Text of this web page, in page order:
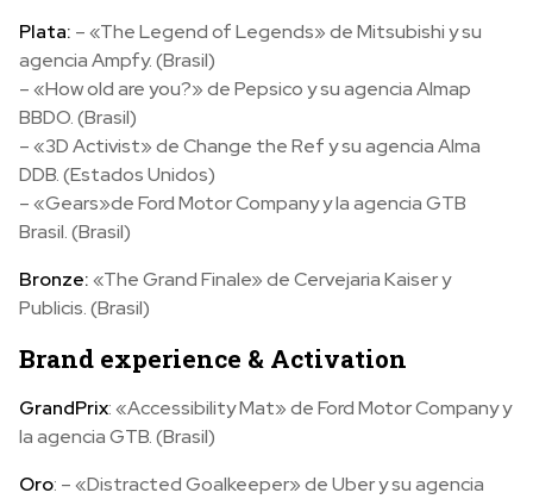
Plata: – «The Legend of Legends» de Mitsubishi y su
agencia Ampfy. (Brasil)
– «How old are you?» de Pepsico y su agencia Almap
BBDO. (Brasil)
– «3D Activist» de Change the Ref y su agencia Alma
DDB. (Estados Unidos)
– «Gears»de Ford Motor Company y la agencia GTB
Brasil. (Brasil)
Bronze:«The Grand Finale» de Cervejaria Kaiser y
Publicis. (Brasil)
Brand experience & Activation
GrandPrix: «Accessibility Mat» de Ford Motor Company y
la agencia GTB. (Brasil)
Oro: – «Distracted Goalkeeper» de Uber y su agencia